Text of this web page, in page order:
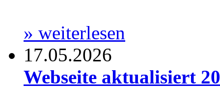
» weiterlesen
17.05.2026
Webseite aktualisiert